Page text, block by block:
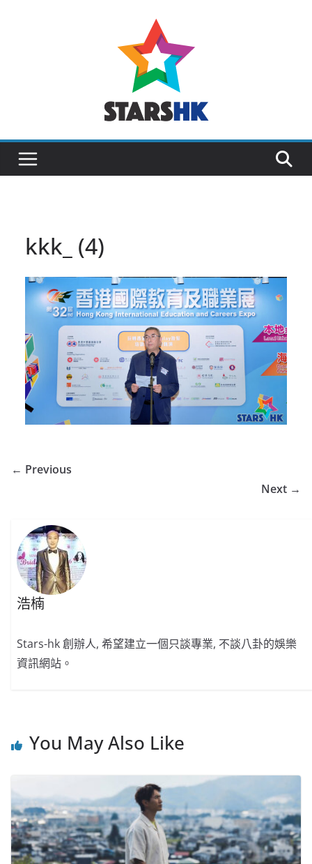
kkk_ (4)
← Previous
Next →
浩楠
Stars-hk 創辦人, 希望建立一個只談專業, 不談八卦的娛樂
資訊網站。
You May Also Like